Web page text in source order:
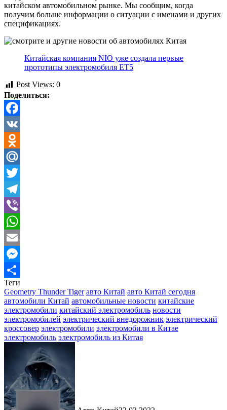
китайском автомобильном рынке. Мы сообщим, когда
получим больше информации о ситуации с именами и других
спецификациях.
Китайская компания NIO уже создала первые
прототипы электромобиля ET5
Post Views: 0
Поделиться:
Facebook
VK
Odnoklassniki
Mail.Ru
Twitter
Telegram
Viber
WhatsApp
Email
Messenger
Отправить
Теги
Geometry Thunder Tiger авто Китай авто Китай сегодня
автомобили Китай автомобильные новости китайские
электромобили китайский электромобиль новости
электромобилей электрический внедорожник электрический
кроссовер электромобили электромобили в Китае
электромобиль электромобиль из Китая